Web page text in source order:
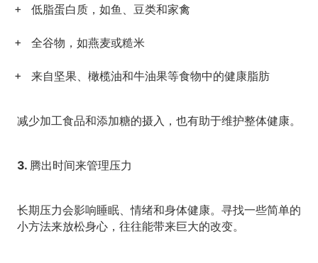
低脂蛋白质，如鱼、豆类和家禽
全谷物，如燕麦或糙米
来自坚果、橄榄油和牛油果等食物中的健康脂肪
减少加工食品和添加糖的摄入，也有助于维护整体健康。
3. 腾出时间来管理压力
长期压力会影响睡眠、情绪和身体健康。寻找一些简单的
小方法来放松身心，往往能带来巨大的改变。